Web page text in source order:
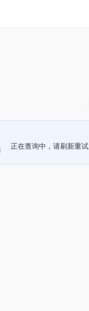
正在查询中，请刷新重试